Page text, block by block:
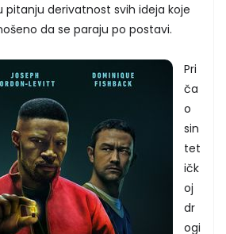
pitanju derivatnost svih ideja koje
da se paraju po postavi.
Pri
ča
o
sin
tet
ičk
oj
dr
ogi